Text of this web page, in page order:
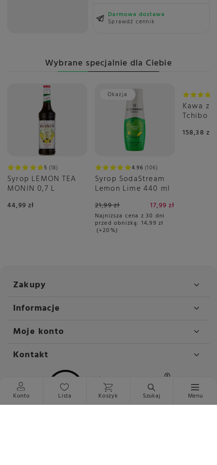
Darmowa dostawa
Sprawdź cennik
Wybrane specjalnie dla Ciebie
5 18
Syrop LEMON TEA
MONIN 0,7 L
44,99 zł
Okazja
4.96 106
Syrop SodaStream
Lemon Lime 440 ml
21,99 zł 17,99 zł
Najniższa cena z 30 dni
przed obniżką: 14,99 zł
+20%
Kawa
Tchibo
158,38 zł
Zakupy
Informacje
Moje konto
Kontakt
Konto Lista Koszyk Szukaj Menu